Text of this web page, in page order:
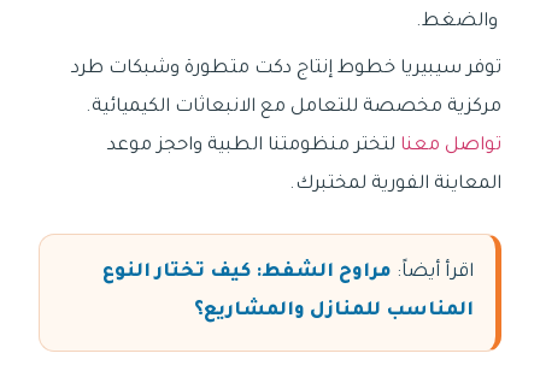
والضغط.
توفر سيبيريا خطوط إنتاج دكت متطورة وشبكات طرد
مركزية مخصصة للتعامل مع الانبعاثات الكيميائية.
تواصل معنا لتختر منظومتنا الطبية واحجز موعد
المعاينة الفورية لمختبرك.
اقرأ أيضاً: مراوح الشفط: كيف تختار النوع
المناسب للمنازل والمشاريع؟